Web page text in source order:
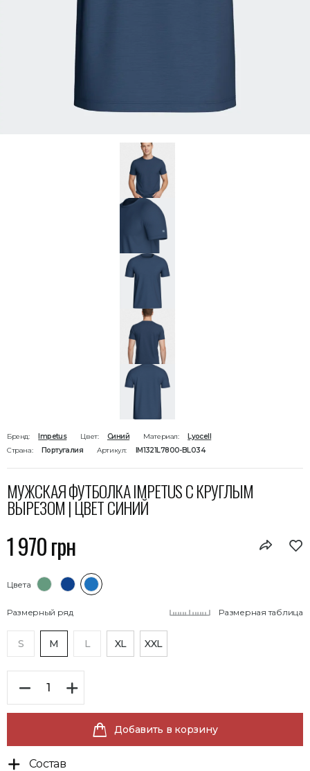
Бренд: Impetus Цвет: Синий Материал:
Lyocell
Страна:
Португалия Артикул: IM1321L7800-BL034
МУЖСКАЯ ФУТБОЛКА IMPETUS С КРУГЛЫМ
ВЫРЕЗОМ | ЦВЕТ СИНИЙ
1 970 грн
Цвета
Размерный ряд Размерная таблица
S M L XL XXL
Добавить в корзину
Состав